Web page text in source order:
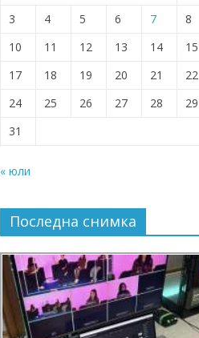
3
4 5 6 7 8
10
11 12 13 14 15
17
18 19 20 21 22
24
25 26 27 28 29
31
« юли
Последна снимка